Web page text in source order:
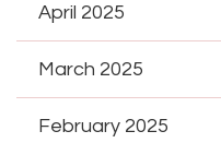
April 2025
March 2025
February 2025